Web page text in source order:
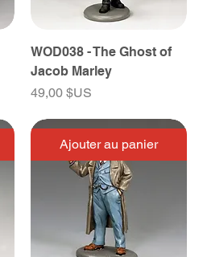
WOD038 - The Ghost of
Jacob Marley
Prix
49,00 $US
Ajouter au panier